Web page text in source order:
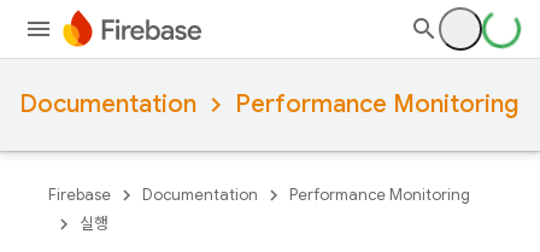
Documentation Performance Monitoring
Firebase Documentation
Performance Monitoring
실행